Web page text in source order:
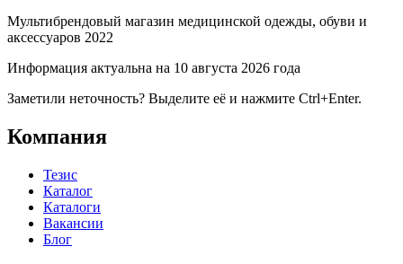
Мультибрендовый магазин медицинской одежды, обуви и
аксессуаров 2022
Информация актуальна на 10 августа 2026 года
Заметили неточность? Выделите её и нажмите Ctrl+Enter.
Компания
Тезис
Каталог
Каталоги
Вакансии
Блог